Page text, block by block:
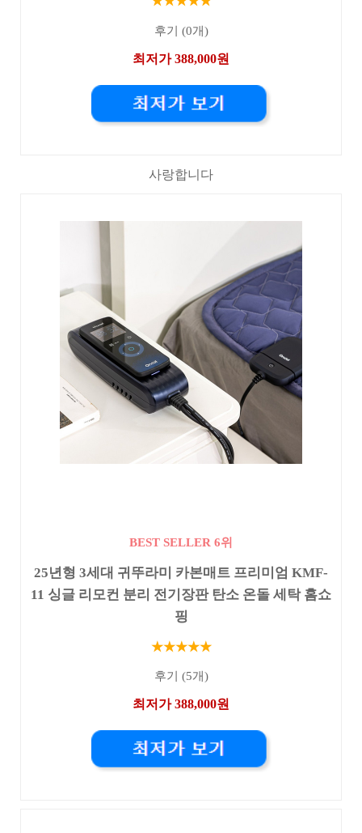
후기 (0개)
최저가 388,000원
사랑합니다
BEST SELLER 6위
25년형 3세대 귀뚜라미 카본매트 프리미엄 KMF-
11 싱글 리모컨 분리 전기장판 탄소 온돌 세탁 홈쇼
핑
★★★★★
후기 (5개)
최저가 388,000원